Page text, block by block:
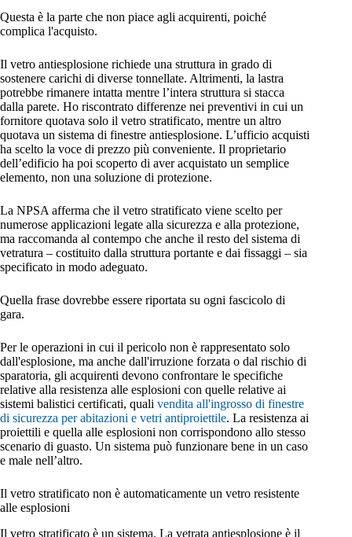
Questa è la parte che non piace agli acquirenti, poiché
complica l'acquisto.
Il vetro antiesplosione richiede una struttura in grado di
sostenere carichi di diverse tonnellate. Altrimenti, la lastra
potrebbe rimanere intatta mentre l’intera struttura si stacca
dalla parete. Ho riscontrato differenze nei preventivi in cui un
fornitore quotava solo il vetro stratificato, mentre un altro
quotava un sistema di finestre antiesplosione. L’ufficio acquisti
ha scelto la voce di prezzo più conveniente. Il proprietario
dell’edificio ha poi scoperto di aver acquistato un semplice
elemento, non una soluzione di protezione.
La NPSA afferma che il vetro stratificato viene scelto per
numerose applicazioni legate alla sicurezza e alla protezione,
ma raccomanda al contempo che anche il resto del sistema di
vetratura – costituito dalla struttura portante e dai fissaggi – sia
specificato in modo adeguato.
Quella frase dovrebbe essere riportata su ogni fascicolo di
gara.
Per le operazioni in cui il pericolo non è rappresentato solo
dall'esplosione, ma anche dall'irruzione forzata o dal rischio di
sparatoria, gli acquirenti devono confrontare le specifiche
relative alla resistenza alle esplosioni con quelle relative ai
sistemi balistici certificati, quali vendita all'ingrosso di finestre
di sicurezza per abitazioni e vetri antiproiettile. La resistenza ai
proiettili e quella alle esplosioni non corrispondono allo stesso
scenario di guasto. Un sistema può funzionare bene in un caso
e male nell’altro.
Il vetro stratificato non è automaticamente un vetro resistente
alle esplosioni
Il vetro stratificato è un sistema. La vetrata antiesplosione è il